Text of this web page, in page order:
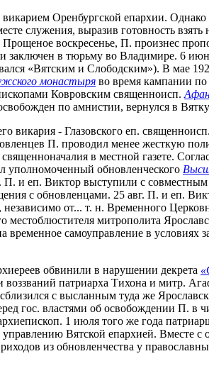
Оренбургской епархии. Однако
служения, выразив готовность взять
воскресенье, П. произнес
заключен в тюрьму во Владимире. 6
«Вятским и Слободским»). В мае
монастыря во время кампании по
Ковровским священноисп.
по амнистии, вернулся в
викария - Глазовского еп. священноисп.
П. проводил менее жесткую
в местной газете.
уполномоченный обновленческого
и еп. Виктор выступили с совместным
с обновленцами. 25 авг. П. и еп.
от... т. н. Временного
местоблюстителя митрополита
временное самоуправление в условиях
обвинили в нарушении декрета
патриарха Тихона и митр.
с высланным туда же
гос. властями об освобождении П. в
1 июля того же года
управлению Вятской епархией. Вместе
из обновленчества у